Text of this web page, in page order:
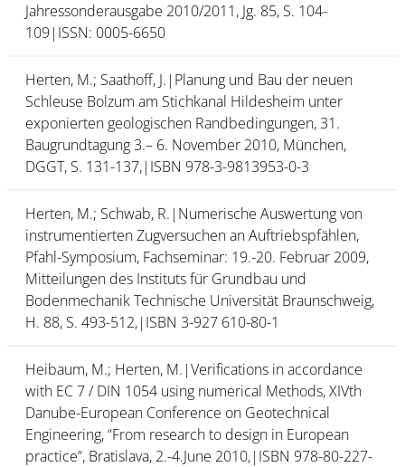
Jahressonderausgabe 2010/2011, Jg. 85, S. 104-
109|ISSN: 0005-6650
Herten, M.; Saathoff, J.|Planung und Bau der neuen
Schleuse Bolzum am Stichkanal Hildesheim unter
exponierten geologischen Randbedingungen, 31.
Baugrundtagung 3.– 6. November 2010, München,
DGGT, S. 131-137,|ISBN 978-3-9813953-0-3
Herten, M.; Schwab, R.|Numerische Auswertung von
instrumentierten Zugversuchen an Auftriebspfählen,
Pfahl-Symposium, Fachseminar: 19.-20. Februar 2009,
Mitteilungen des Instituts für Grundbau und
Bodenmechanik Technische Universität Braunschweig,
H. 88, S. 493-512,|ISBN 3-927 610-80-1
Heibaum, M.; Herten, M.|Verifications in accordance
with EC 7 / DIN 1054 using numerical Methods, XIVth
Danube-European Conference on Geotechnical
Engineering, “From research to design in European
practice”, Bratislava, 2.-4.June 2010,|ISBN 978-80-227-